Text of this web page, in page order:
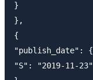
}
},
{
"publish_date": {
"S": "2019-11-23"